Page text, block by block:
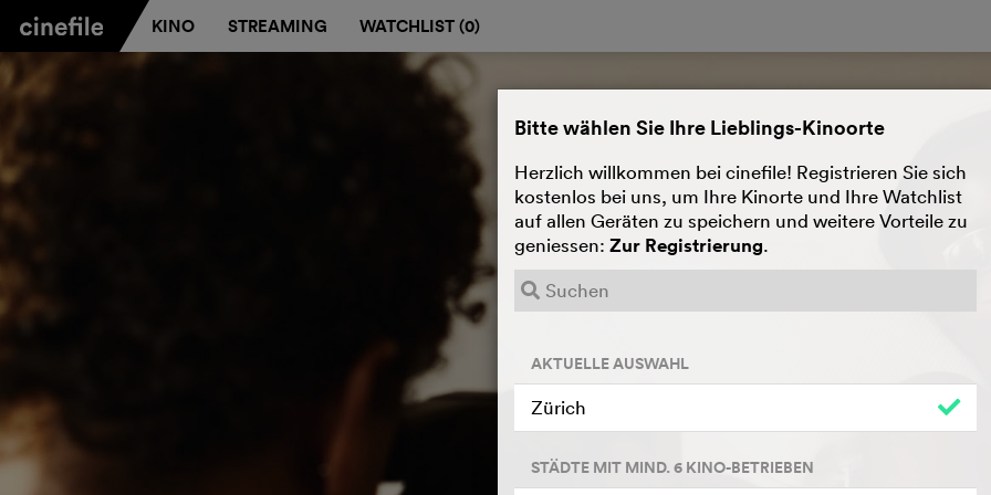
KINO STREAMING WATCHLIST (0)
Bitte wählen Sie Ihre Lieblings-Kinoorte
Herzlich willkommen bei cinefile! Registrieren Sie sich
kostenlos bei uns, um Ihre Kinorte und Ihre Watchlist
auf allen Geräten zu speichern und weitere Vorteile zu
geniessen: Zur Registrierung.
AKTUELLE AUSWAHL
Zürich
STÄDTE MIT MIND. 6 KINO-BETRIEBEN